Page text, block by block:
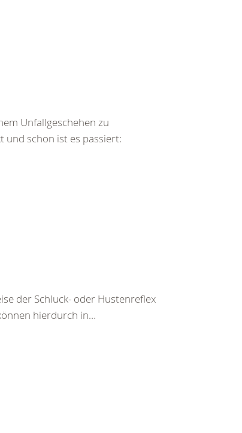
Unfallgeschehen zu
und schon ist es passiert:
der Schluck- oder Hustenreflex
hierdurch in…